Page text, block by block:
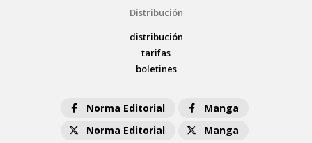
Distribución
distribución
tarifas
boletines
Norma Editorial
Manga
Norma Editorial
Manga